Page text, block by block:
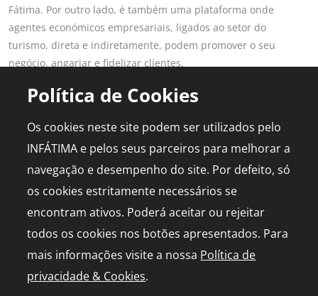
Fátima. Por outro lado, é também uma plataforma onde
agentes económicos empresariais, ligados ao setor do
turismo, direta e indiretamente, podem promover o seu
negócio, angariar e fidelizar clientes.
Saber mais
LINKS POPULARES
Diário de Bordo
Agenda
Capelinha em direto
PARA PROFISSIONAIS
Publicidade
Media Kit
© 2026 infatima.pt™. Todos os direitos reservados
Política de Cookies
Os cookies neste site podem ser utilizados pelo
INFÁTIMA e pelos seus parceiros para melhorar a
navegação e desempenho do site. Por defeito, só
os cookies estritamente necessários se
encontram ativos. Poderá aceitar ou rejeitar
todos os cookies nos botões apresentados. Para
mais informações visite a nossa Política de
privacidade & Cookies.